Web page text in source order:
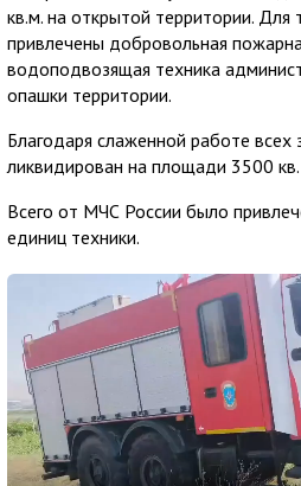
кв.м. на открытой территории. Для
привлечены добровольная
водоподвозящая техника
опашки территории.
Благодаря слаженной работе всех
ликвидирован на площади 3500
Всего от МЧС России было
единиц техники.